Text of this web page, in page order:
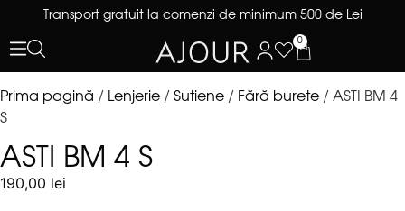
Transport gratuit la comenzi de minimum 500 de Lei
0
Prima pagină / Lenjerie / Sutiene / Fără burete / ASTI BM 4
S
ASTI BM 4 S
190,00 lei